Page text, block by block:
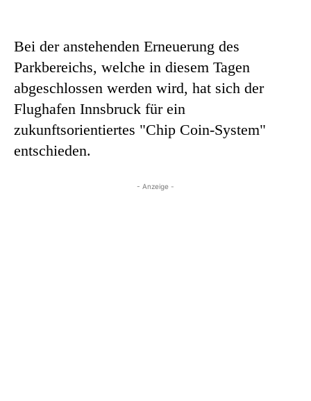
Bei der anstehenden Erneuerung des
Parkbereichs, welche in diesem Tagen
abgeschlossen werden wird, hat sich der
Flughafen Innsbruck für ein
zukunftsorientiertes "Chip Coin-System"
entschieden.
- Anzeige -